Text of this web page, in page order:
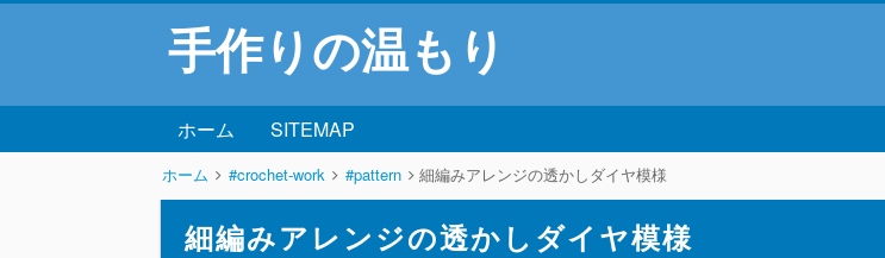
手作りの温もり
ホーム SITEMAP
ホーム #crochet-work #pattern 細編みアレンジの透かしダイヤ模様
細編みアレンジの透かしダイヤ模様